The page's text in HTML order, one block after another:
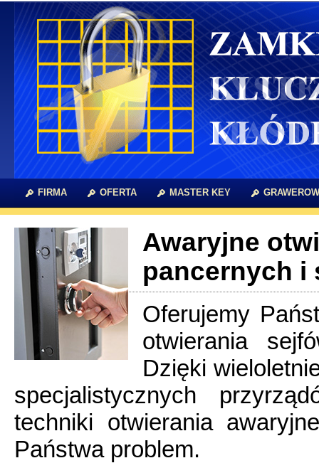
FIRMA OFERTA MASTER KEY
Awaryjne
pancernych i
Oferujemy
otwierania
Dzięki
specjalistycznych
techniki otwierania
Państwa problem.